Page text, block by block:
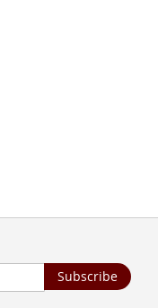
Subscribe